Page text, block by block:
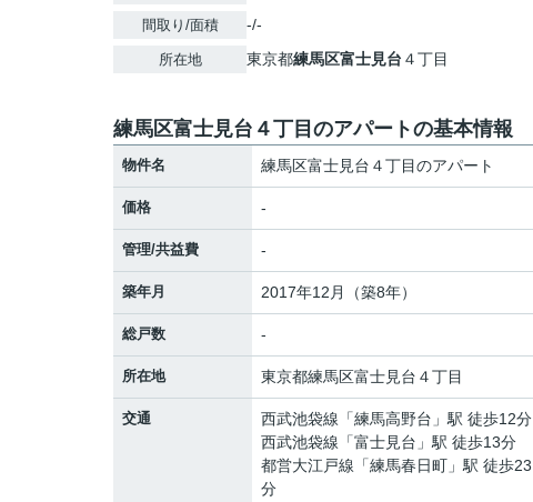
間取り/面積 -/-
所在地 東京都練馬区富士見台 ４丁目
練馬区富士見台４丁目のアパートの基本情報
物件名 練馬区富士見台４丁目のアパート
価格 -
管理/共益費 -
築年月 2017年12月（築8年）
総戸数 -
所在地 東京都練馬区富士見台 ４丁目
交通 西武池袋線 「練馬高野台 」駅 徒歩12分
西武池袋線 「富士見台 」駅 徒歩13分
都営大江戸線 「練馬春日町 」駅 徒歩23
分